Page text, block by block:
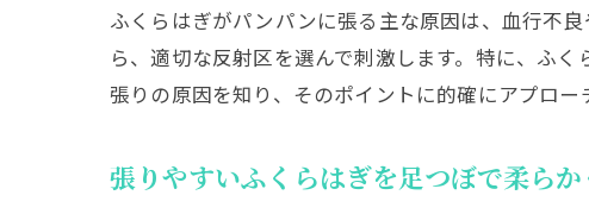
ふくらはぎがパンパンに張る主な原因は、血行不
ら、適切な反射区を選んで刺激します。特に、ふ
張りの原因を知り、そのポイントに的確にアプロ
張りやすいふくらはぎを足つぼで柔ら